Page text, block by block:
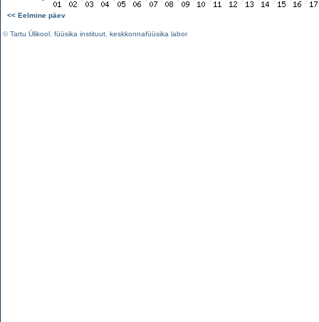
<< Eelmine päev
©Tartu Ülikool füüsika instituut keskkonnafüüsika labor